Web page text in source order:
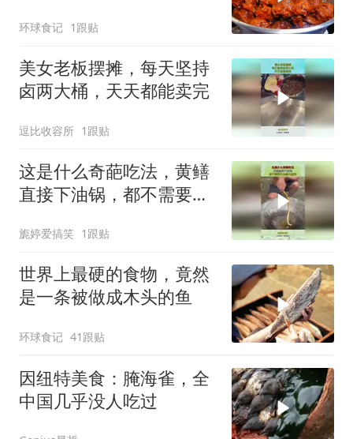
环球食记 1跟贴
美女老板摆摊，每天坚持
卤两大桶，天天都能卖完
逗比收容所 1跟贴
这是什么奇葩吃法，黄鳝
直接下油锅，都不需要先
旎婷爱搞笑 1跟贴
世界上最硬的食物，竟然
是一条被做成木头的鱼
环球食记 41跟贴
因纽特美食：腌海雀，全
中国几乎没人吃过